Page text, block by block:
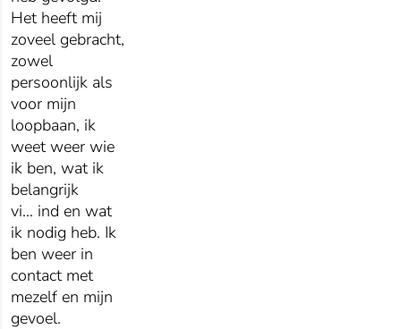
Het heeft mij
zoveel gebracht,
zowel
persoonlijk als
voor mijn
loopbaan, ik
weet weer wie
ik ben, wat ik
belangrijk
vi... ind en wat
ik nodig heb. Ik
ben weer in
contact met
mezelf en mijn
gevoel.